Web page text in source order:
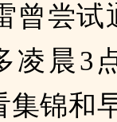
曾尝试
凌晨3
锦和